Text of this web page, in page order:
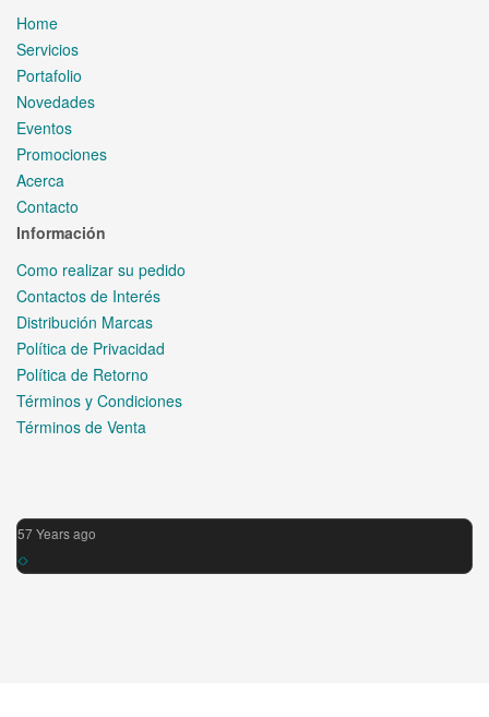
Home
Servicios
Portafolio
Novedades
Eventos
Promociones
Acerca
Contacto
Información
Como realizar su pedido
Contactos de Interés
Distribución Marcas
Política de Privacidad
Política de Retorno
Términos y Condiciones
Términos de Venta
57 Years ago